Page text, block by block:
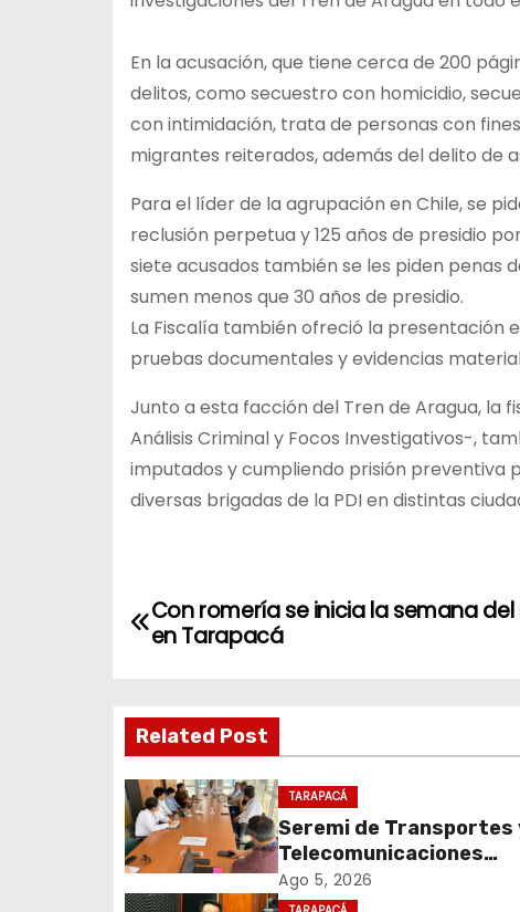
En la acusación, que tiene cerca de 200
delitos, como secuestro con homicidio,
con intimidación, trata de personas con
migrantes reiterados, además del delito de
Para el líder de la agrupación en Chile, se
reclusión perpetua y 125 años de presidio
siete acusados también se les piden penas
sumen menos que 30 años de presidio.
La Fiscalía también ofreció la presentación
pruebas documentales y evidencias
Junto a esta facción del Tren de Aragua, la
Análisis Criminal y Focos Investigativos-,
imputados y cumpliendo prisión preventiva
diversas brigadas de la PDI en distintas
N
e
g
a
c
Con romería se inicia la semana del
en Tarapacá
Related Post
TARAPACÁ
Seremi de Transportes
Telecomunicaciones
encabezó primera mesa
coordinación para el
Ago 5, 2026